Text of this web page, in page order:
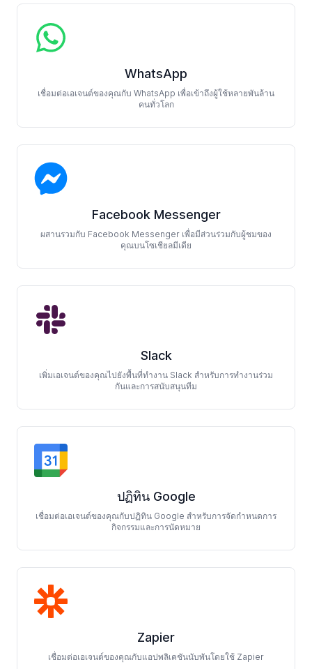
WhatsApp
เชื่อมต่อเอเจนต์ของคุณกับ WhatsApp เพื่อเข้าถึงผู้ใช้หลายพันล้าน
คนทั่วโลก
Facebook Messenger
ผสานรวมกับ Facebook Messenger เพื่อมีส่วนร่วมกับผู้ชมของ
คุณบนโซเชียลมีเดีย
Slack
เพิ่มเอเจนต์ของคุณไปยังพื้นที่ทำงาน Slack สำหรับการทำงานร่วม
กันและการสนับสนุนทีม
ปฏิทิน Google
เชื่อมต่อเอเจนต์ของคุณกับปฏิทิน Google สำหรับการจัดกำหนดการ
กิจกรรมและการนัดหมาย
Zapier
เชื่อมต่อเอเจนต์ของคุณกับแอปพลิเคชันนับพันโดยใช้ Zapier